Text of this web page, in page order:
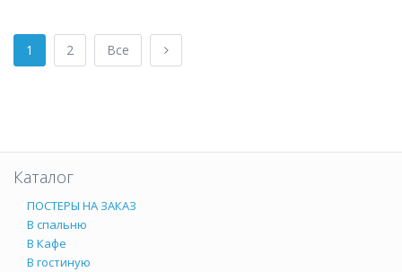
1 2 Все
Каталог
ПОСТЕРЫ НА ЗАКАЗ
В спальню
В Кафе
В гостиную